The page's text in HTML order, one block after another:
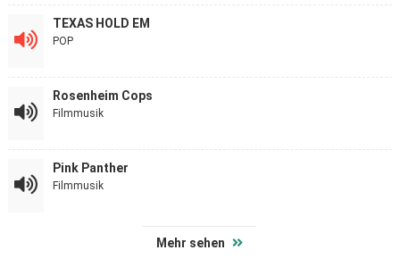
TEXAS HOLD EM
POP
Rosenheim Cops
Filmmusik
Pink Panther
Filmmusik
Mehr sehen